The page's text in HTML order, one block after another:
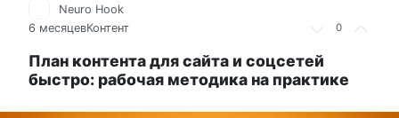
0
Neuro Hook
6 месяцевКонтент
План контента для сайта и соцсетей
быстро: рабочая методика на практике